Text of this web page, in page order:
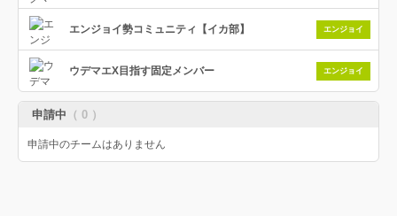
エンジョイ勢コミュニティ【イカ部】 エンジョイ
ウデマエX目指す固定メンバー エンジョイ
申請中 （ 0 ）
申請中のチームはありません